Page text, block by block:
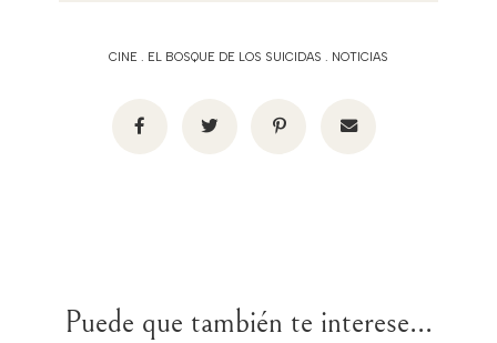
CINE . EL BOSQUE DE LOS SUICIDAS . NOTICIAS
Puede que también te interese...